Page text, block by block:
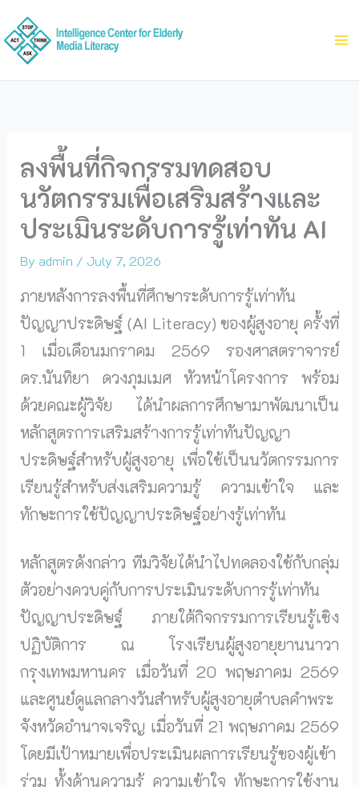
to
content
ลงพื้นที่กิจกรรมทดสอบ
นวัตกรรมเพื่อเสริมสร้างและ
ประเมินระดับการรู้เท่าทัน AI
By admin / July 7, 2026
ภายหลังการลงพื้นที่ศึกษาระดับการรู้เท่าทัน
ปัญญาประดิษฐ์ (AI Literacy) ของผู้สูงอายุ ครั้งที่
1 เมื่อเดือนมกราคม 2569 รองศาสตราจารย์
ดร.นันทิยา ดวงภุมเมศ หัวหน้าโครงการ พร้อม
ด้วยคณะผู้วิจัย ได้นำผลการศึกษามาพัฒนาเป็น
หลักสูตรการเสริมสร้างการรู้เท่าทันปัญญา
ประดิษฐ์สำหรับผู้สูงอายุ เพื่อใช้เป็นนวัตกรรมการ
เรียนรู้สำหรับส่งเสริมความรู้ ความเข้าใจ และ
ทักษะการใช้ปัญญาประดิษฐ์อย่างรู้เท่าทัน
หลักสูตรดังกล่าว ทีมวิจัยได้นำไปทดลองใช้กับกลุ่ม
ตัวอย่างควบคู่กับการประเมินระดับการรู้เท่าทัน
ปัญญาประดิษฐ์ ภายใต้กิจกรรมการเรียนรู้เชิง
ปฏิบัติการ ณ โรงเรียนผู้สูงอายุยานนาวา
กรุงเทพมหานคร เมื่อวันที่ 20 พฤษภาคม 2569
และศูนย์ดูแลกลางวันสำหรับผู้สูงอายุตำบลคำพระ
จังหวัดอำนาจเจริญ เมื่อวันที่ 21 พฤษภาคม 2569
โดยมีเป้าหมายเพื่อประเมินผลการเรียนรู้ของผู้เข้า
ร่วม ทั้งด้านความรู้ ความเข้าใจ ทักษะการใช้งาน